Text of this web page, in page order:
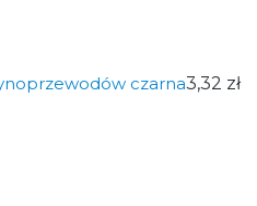
czarna3,32 zł